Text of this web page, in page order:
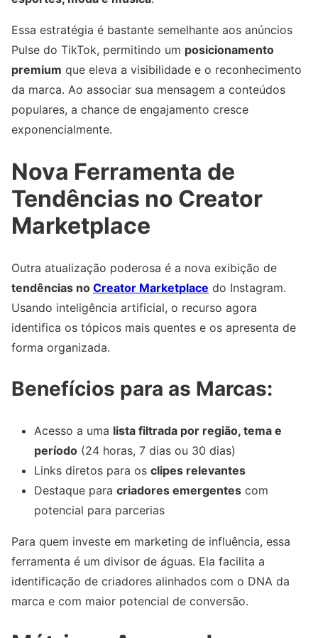
Essa estratégia é bastante semelhante aos anúncios
Pulse do TikTok, permitindo um posicionamento
premium que eleva a visibilidade e o reconhecimento
da marca. Ao associar sua mensagem a conteúdos
populares, a chance de engajamento cresce
exponencialmente.
Nova Ferramenta de
Tendências no Creator
Marketplace
Outra atualização poderosa é a nova exibição de
tendências no Creator Marketplace do Instagram.
Usando inteligência artificial, o recurso agora
identifica os tópicos mais quentes e os apresenta de
forma organizada.
Benefícios para as Marcas:
Acesso a uma lista filtrada por região, tema e
período (24 horas, 7 dias ou 30 dias)
Links diretos para os clipes relevantes
Destaque para criadores emergentes com
potencial para parcerias
Para quem investe em marketing de influência, essa
ferramenta é um divisor de águas. Ela facilita a
identificação de criadores alinhados com o DNA da
marca e com maior potencial de conversão.